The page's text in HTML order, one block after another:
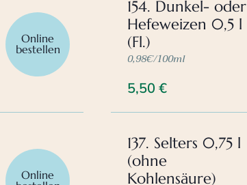
Online
bestellen
154. Dunkel- oder
Hefeweizen 0,5 l
(Fl.)
5,50 €
0,98€/100ml
Online
137. Selters 0,75 l
(ohne
Kohlensäure)